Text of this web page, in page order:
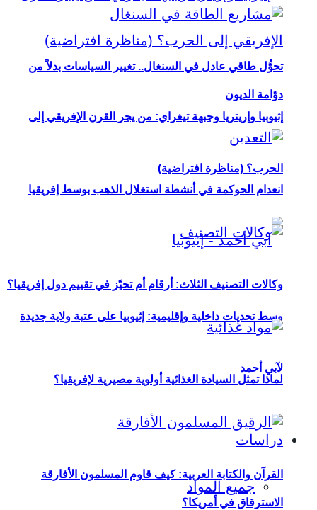
إثيوبيا وإريتريا وجبهة تيغراي: من يجر القرن الإفريقي إلى
الحرب؟ (مناظرة افتراضية)
وسط تحديات داخلية وإقليمية: إثيوبيا على عتبة ولاية جديدة
لآبي أحمد
دراسات
جميع المواد
تحوُّل طاقي عادل في السنغال.. تغيير السياسات بدلاً من
دوّامة الديون
انعدام الحوكمة في أنشطة استغلال الذهب بوسط إفريقيا
وكالات التصنيف الثلاث: أرقام أم تحيّز في تقييم دول إفريقيا؟
لماذا تمثل السيادة الغذائية أولوية مصيرية لإفريقيا؟
القرآن والكتابة العربية: كيف قاوم المسلمون الأفارقة
الاسترقاق في أمريكا؟